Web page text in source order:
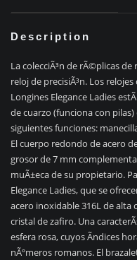
Description
La colecciÃ³n de rÃ©plicas de
reloj de precisiÃ³n. Los relojes
Longines Elegance Ladies
de cuarzo (funciona con pilas)
siguientes funciones:
El cuerpo redondo de acero
grosor de 7 mm
muÃ±eca de su propietario.
Elegance Ladies, que se
acero inoxidable 316L de alta
cristal de zafiro. Una
esfera rosa, cuyos Ã­ndices
nÃºmeros romanos. El